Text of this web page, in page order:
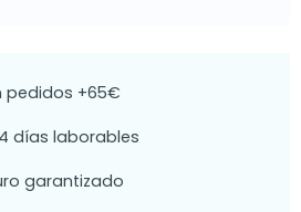
pedidos +65€
días laborables
garantizado